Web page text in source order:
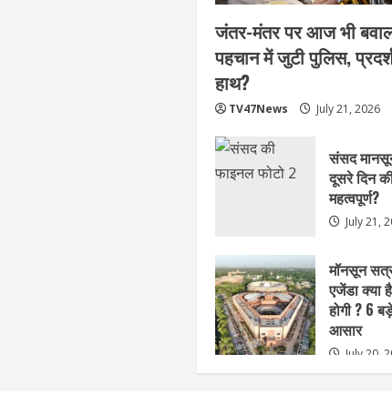
जंतर-मंतर पर आज भी
पहचान में जुटी पुलिस,
हाथ?
TV47News July 21, 2026
संसद
दूसरे दिन
महत्वपूर्ण?
July 21,
मॉनसून
एजेंडा क्या
होगी ? 6
आसार
July 20,